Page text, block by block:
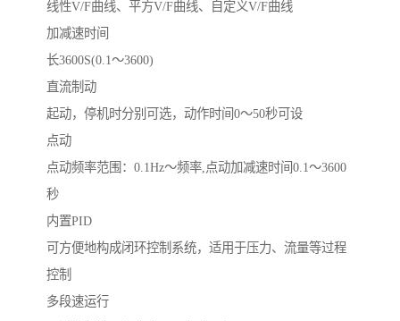
线性V/F曲线、平方V/F曲线、自定义V/F曲线
加减速时间
长3600S(0.1～3600)
直流制动
起动，停机时分别可选，动作时间0～50秒可设
点动
点动频率范围：0.1Hz～频率,点动加减速时间0.1～3600
秒
内置PID
可方便地构成闭环控制系统，适用于压力、流量等过程
控制
多段速运行